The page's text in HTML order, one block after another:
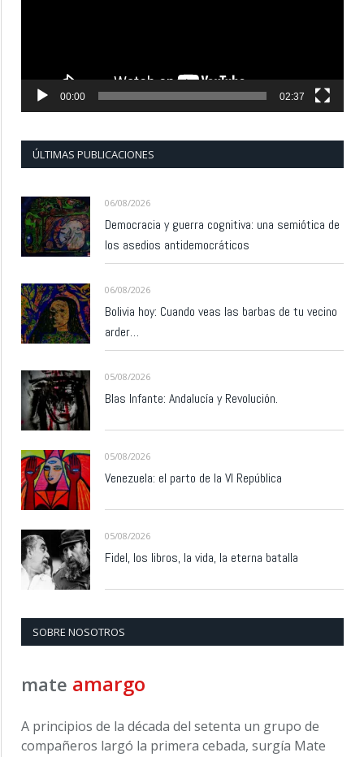
00:00 02:37
ÚLTIMAS PUBLICACIONES
06/08/2026
Democracia y guerra cognitiva: una semiótica de
los asedios antidemocráticos
06/08/2026
Bolivia hoy: Cuando veas las barbas de tu vecino
arder…
05/08/2026
Blas Infante: Andalucía y Revolución.
05/08/2026
Venezuela: el parto de la VI República
05/08/2026
Fidel, los libros, la vida, la eterna batalla
SOBRE NOSOTROS
mate amargo
A principios de la década del setenta un grupo de
compañeros largó la primera cebada, surgía Mate